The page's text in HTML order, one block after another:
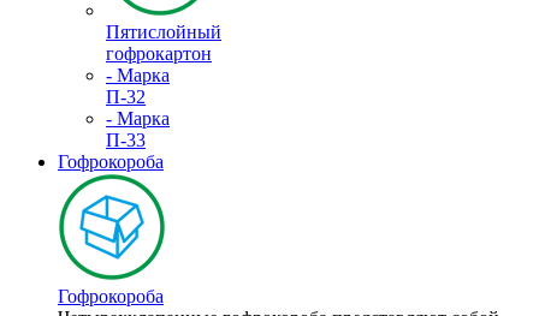
Пятислойный
гофрокартон
- Марка
П-32
- Марка
П-33
Гофрокороба
Гофрокороба